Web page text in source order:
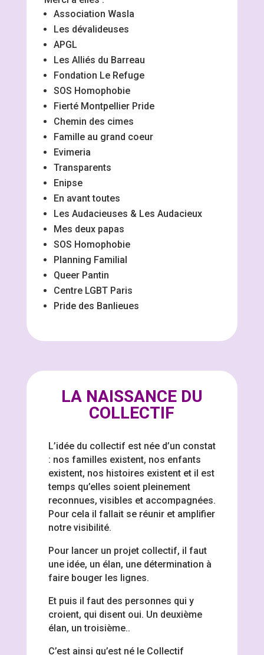
Association Wasla
Les dévalideuses
APGL
Les Alliés du Barreau
Fondation Le Refuge
SOS Homophobie
Fierté Montpellier Pride
Chemin des cimes
Famille au grand coeur
Evimeria
Transparents
Enipse
En avant toutes
Les Audacieuses & Les Audacieux
Mes deux papas
SOS Homophobie
Planning Familial
Queer Pantin
Centre LGBT Paris
Pride des Banlieues
LA NAISSANCE DU
COLLECTIF
L’idée du collectif est née d’un constat
: nos familles existent, nos enfants
existent, nos histoires existent et il est
temps qu’elles soient pleinement
reconnues, visibles et accompagnées.
Pour cela il fallait se réunir et amplifier
notre visibilité.
Pour lancer un projet collectif, il faut
une idée, un élan, une détermination à
faire bouger les lignes.
Et puis il faut des personnes qui y
croient, qui disent oui. Un deuxième
élan, un troisième..
C’est ainsi qu’est né le Collectif